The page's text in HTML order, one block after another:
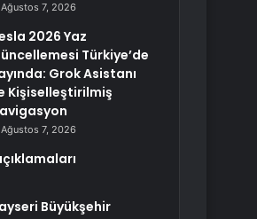
Ağustos 7, 2026
2026 Yaz
Türkiye’de
Grok Asistanı
Kişiselleştirilmiş
Ağustos 7, 2026
Büyükşehir